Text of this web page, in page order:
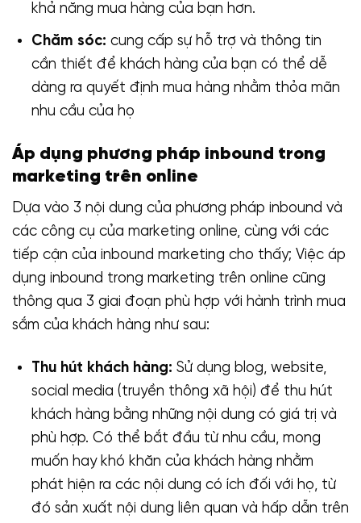
khả năng mua hàng của bạn hơn.
Chăm sóc: cung cấp sự hỗ trợ và thông tin
cần thiết để khách hàng của bạn có thể dễ
dàng ra quyết định mua hàng nhằm thỏa mãn
nhu cầu của họ
Áp dụng phương pháp inbound trong
marketing trên online
Dựa vào 3 nội dung của phương pháp inbound và
các công cụ của marketing online, cùng với các
tiếp cận của inbound marketing cho thấy; Việc áp
dụng inbound trong marketing trên online cũng
thông qua 3 giai đoạn phù hợp với hành trình mua
sắm của khách hàng như sau:
Thu hút khách hàng: Sử dụng blog, website,
social media (truyền thông xã hội) để thu hút
khách hàng bằng những nội dung có giá trị và
phù hợp. Có thể bắt đầu từ nhu cầu, mong
muốn hay khó khăn của khách hàng nhằm
phát hiện ra các nội dung có ích đối với họ, từ
đó sản xuất nội dung liên quan và hấp dẫn trên